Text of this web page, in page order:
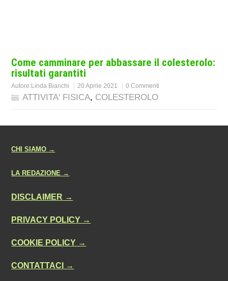
Come camminare per abbassare il colesterolo:
risultati garantiti
Autore:Linda Bianchi 20 Aprile 2021 0 Commenti
ATTIVITA' FISICA, COLESTEROLO
CHI SIAMO →
LA REDAZIONE →
DISCLAIMER →
PRIVACY POLICY →
COOKIE POLICY →
CONTATTACI →